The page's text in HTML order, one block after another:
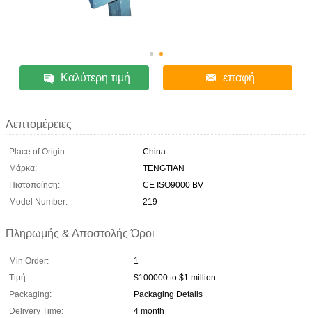
Καλύτερη τιμή επαφή
Λεπτομέρειες
Place of Origin:
China
Μάρκα:
TENGTIAN
Πιστοποίηση:
CE ISO9000 BV
Model Number:
219
Πληρωμής & Αποστολής Όροι
Min Order:
1
Τιμή:
$100000 to $1 million
Packaging:
Packaging Details
Delivery Time:
4 month